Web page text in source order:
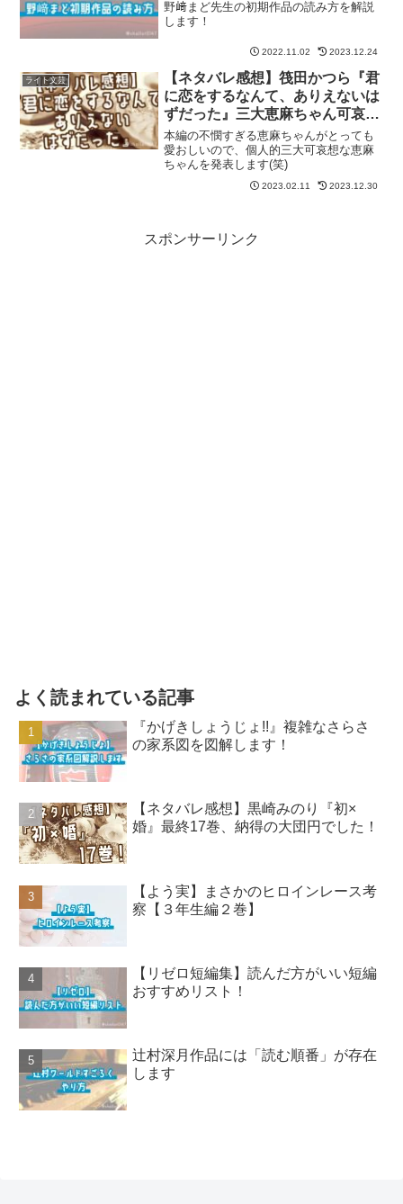
野﨑まど先生の初期作品の読み方を解説
します！
2022.11.02 2023.12.24
ライト文芸
【ネタバレ感想】筏田かつら『君
に恋をするなんて、ありえないは
ずだった』三大恵麻ちゃん可哀想
シーンを発表します
本編の不憫すぎる恵麻ちゃんがとっても
愛おしいので、個人的三大可哀想な恵麻
ちゃんを発表します(笑)
2023.02.11 2023.12.30
スポンサーリンク
よく読まれている記事
『かげきしょうじょ!!』複雑なさらさ
の家系図を図解します！
【ネタバレ感想】黒崎みのり『初×
婚』最終17巻、納得の大団円でした！
【よう実】まさかのヒロインレース考
察【３年生編２巻】
【リゼロ短編集】読んだ方がいい短編
おすすめリスト！
辻村深月作品には「読む順番」が存在
します